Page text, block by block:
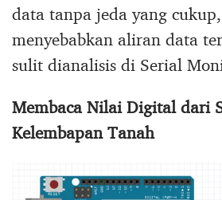
data tanpa jeda yang
menyebabkan aliran data
sulit dianalisis di Serial
Membaca Nilai Digital dari
Kelembapan Tanah